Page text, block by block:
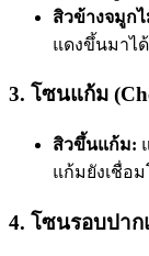
สิวข้างจมูก
แดงขึ้นมาไ
3. โซนแก้ม
สิวขึ้นแก้ม:
แก้มยังเชื่อ
4. โซนรอบปา